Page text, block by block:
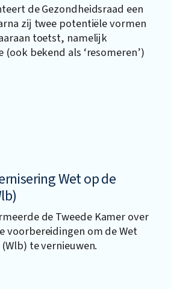
de Gezondheidsraad een
zij twee potentiële vormen
toetst, namelijk
bekend als ‘resomeren’)
Wet op de
de Tweede Kamer over
voorbereidingen om de Wet
te vernieuwen.